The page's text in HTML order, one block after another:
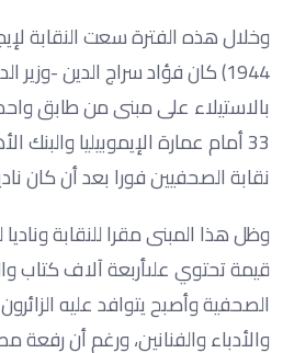
وخلال‏ ‏هذه‏ ‏الفترة‏ ‏سعت‏ ‏النقابة‏
1944) ‏كان‏ ‏فؤاد‏ ‏سراج‏ ‏الدين‏ -وزير‏
‏بالاستيلاء‏ ‏على ‏مبنى‏ ‏من‏ ‏طابق‏
33 ‏أمام‏ ‏عمارة‏ الإيموبيليا
‏نقابة‏ ‏الصحفيين‏ ‏فورا‏ ‏بعد‏ ‏أن‏ ‏كان‏
وظل‏ ‏هذا‏ ‏المبنى ‏مقرا‏ ‏للنقابة‏
‏قيمة‏ ‏تحتوي‏ ‏على‏أربعة‏ ‏آلاف‏ ‏كتاب‏
‏الصحفية‏ ‏وأصبح‏ ‏يتوافد‏ ‏عليه‏
‏والأدباء‏ ‏والفنانين‏، ‏ورغم‏ ‏أن‏